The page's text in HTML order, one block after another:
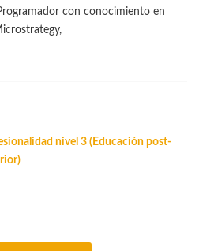
con conocimiento en
nivel 3 (Educación post-